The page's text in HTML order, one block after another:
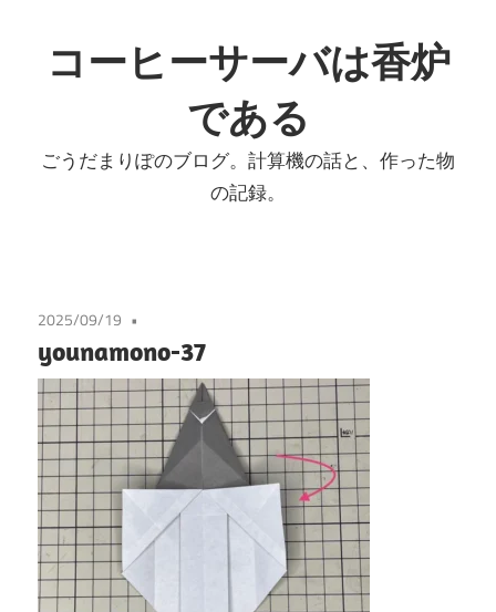
ン
テ
へ
コーヒーサーバは香炉
である
ごうだまりぽのブログ。計算機の話と、作った物
の記録。
2025/09/19
younamono-37